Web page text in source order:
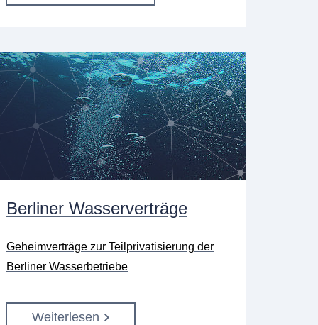
Berliner Wasserverträge
Geheimverträge zur Teilprivatisierung der
Berliner Wasserbetriebe
Weiterlesen